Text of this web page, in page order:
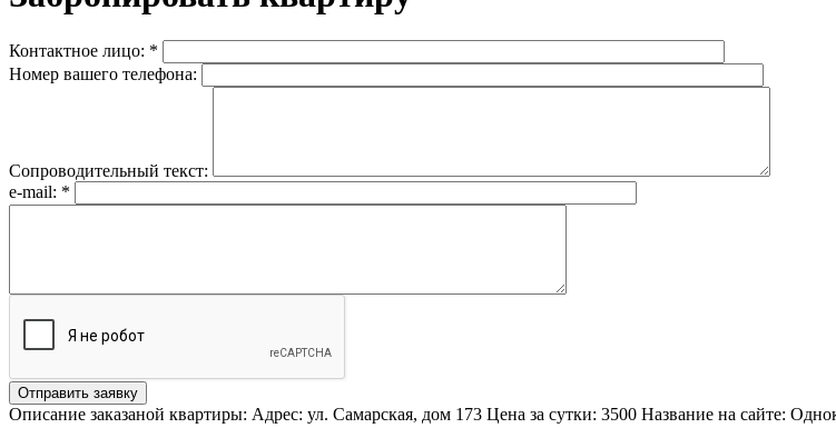
Контактное лицо: *
Номер вашего телефона:
Сопроводительный текст:
e-mail: *
Описание заказаной квартиры: Адрес: ул. Самарская, дом 173 Цена за сутки: 3500 Название на сайте: